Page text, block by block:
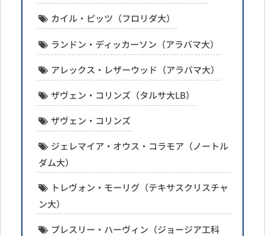
カイル・ピッツ（フロリダ大）
ランドン・ディッカーソン（アラバマ大）
アレックス・レザーウッド（アラバマ大）
ザヴェン・コリンズ（タルサ大LB）
ザヴェン・コリンズ
ジェレマイア・オウス・コラモア（ノートル
ダム大）
トレヴォン・モーリグ（テキサスクリスチャ
ン大）
プレスリー・ハーヴィン（ジョージア工科